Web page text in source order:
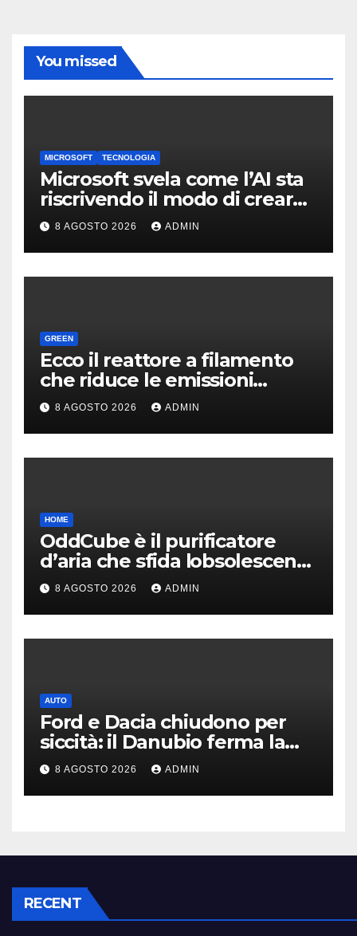
You missed
MICROSOFT TECNOLOGIA
Microsoft svela come l’AI sta
riscrivendo il modo di creare
software
8 AGOSTO 2026 ADMIN
GREEN
Ecco il reattore a filamento
che riduce le emissioni
dell’industria chimica
8 AGOSTO 2026 ADMIN
HOME
OddCube è il purificatore
d’aria che sfida lobsolescenza
programmata
8 AGOSTO 2026 ADMIN
AUTO
Ford e Dacia chiudono per
siccità: il Danubio ferma la
produzione auto
8 AGOSTO 2026 ADMIN
RECENT